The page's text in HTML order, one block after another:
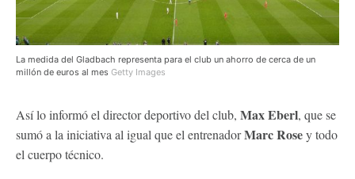
La medida del Gladbach representa para el club un ahorro de cerca de un
millón de euros al mes Getty Images
Así lo informó el director deportivo del club, Max Eberl, que se
sumó a la iniciativa al igual que el entrenadorMarc Rosey todo
el cuerpo técnico.